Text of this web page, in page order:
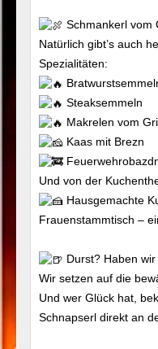
Schmankerl vom
Natürlich gibt’s auch
Spezialitäten:
Steaksemmeln
Makrelen vom
Kaas mit Brezn
Und von der
Hausgemachte
Frauenstammtisch –
Durst? Haben wir
Wir setzen auf die
Und wer Glück hat,
Schnapserl direkt an